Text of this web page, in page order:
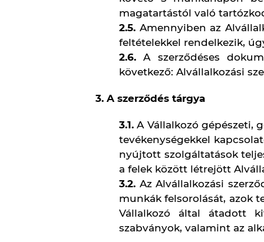
amennyiben az ezekben
köteles kifogásait a
hiányában az Ütemterv
elfogadottnak minősül. A
bekezdése szerinti
oldalán a munkavégzés
vissza, és a felfüggesztés
4.6.A Vállalkozó köteles az
rajzot, műszaki
4.7.A Vállalkozó köteles
szerződésben
4.8.A munkavégzés
átadás-átvételi
alkalmasságával